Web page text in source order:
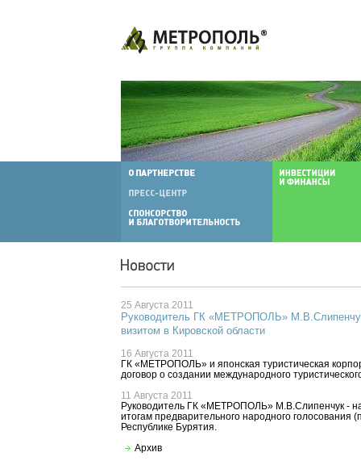
25 Августа 2011
Руководитель ГК «МЕТРОПОЛЬ»
визитом в Кировской области
16 Августа 2011
ГК «МЕТРОПОЛЬ» и японская туристическая
договор о создании международного
11 Августа 2011
Руководитель ГК «МЕТРОПОЛЬ» М.В.Слипенчук -
итогам предварительного народного голосования
Республике Бурятия.
Архив